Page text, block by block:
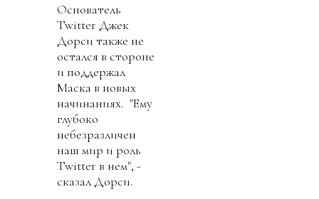
Основатель
Twitter Джек
Дорси также не
остался в стороне
и поддержал
Маска в новых
начинаниях. "Ему
глубоко
небезразличен
наш мир и роль
Twitter в нем", -
сказал Дорси.